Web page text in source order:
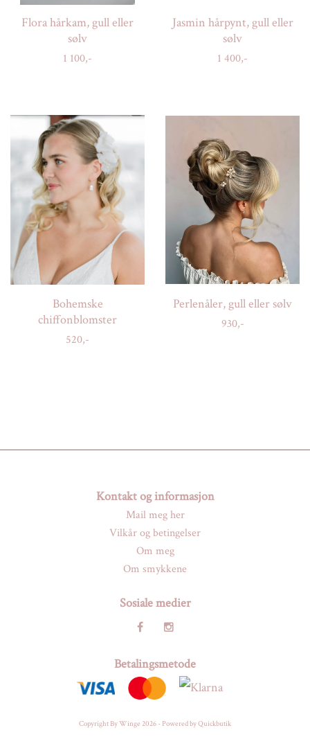
Flora hårkam, gull eller
sølv
1 100,-
Jasmin hårpynt, gull eller
sølv
1 400,-
Bohemske
chiffonblomster
520,-
Perlenåler, gull eller sølv
930,-
Kontakt og informasjon
Mail meg her
Vilkår og betingelser
Om meg
Om smykkene
Sosiale medier
Betalingsmetode
Copyright By Winge 2026 - Powered by Quickbutik